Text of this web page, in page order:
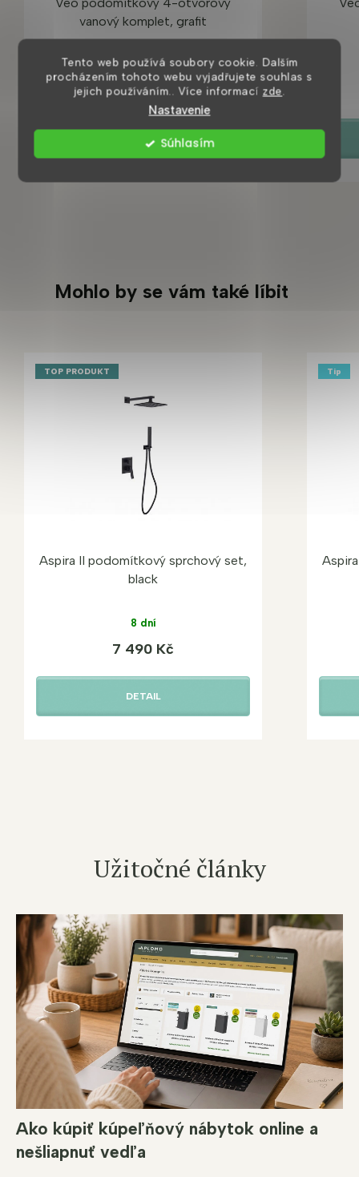
Tento web používá soubory cookie. Dalším
procházením tohoto webu vyjadřujete souhlas s
jejich používáním.. Více informací zde.
Nastavenie
Súhlasím
Veo podomítkový 4-otvorový
vanový komplet, grafit
8 dní
10 190 Kč
DETAIL
Mohlo by se vám také líbit
TOP PRODUKT
Aspira II podomítkový sprchový set,
black
8 dní
7 490 Kč
DETAIL
Tip
Užitočné články
Ako kúpiť kúpeľňový nábytok online a
nešliapnuť vedľa